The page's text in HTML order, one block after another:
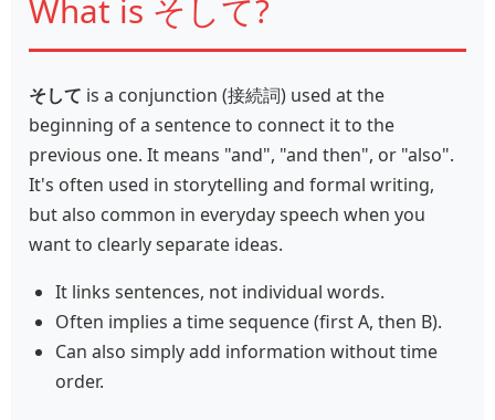
What is そして?
そして is a conjunction (接続詞) used at the
beginning of a sentence to connect it to the
previous one. It means "and", "and then", or "also".
It's often used in storytelling and formal writing,
but also common in everyday speech when you
want to clearly separate ideas.
It links sentences, not individual words.
Often implies a time sequence (first A, then B).
Can also simply add information without time
order.